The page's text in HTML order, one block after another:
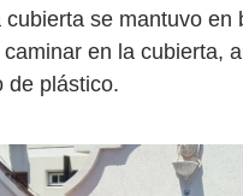
se mantuvo en
en la cubierta,
de plástico.